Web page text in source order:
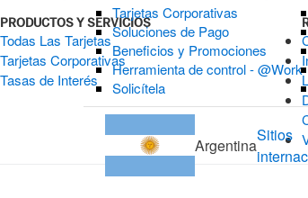
Tarjetas Corporativas
Soluciones de Pago
Beneficios y Promociones
Herramienta de control - @Work
Solicítela
Argentina
Sitios
PRODUCTOS Y SERVICIOS
Todas Las Tarjetas
Tarjetas Corporativas
Tasas de Interés